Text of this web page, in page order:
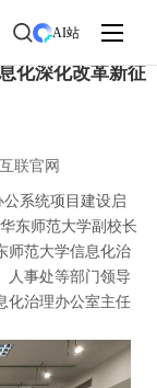
AI站
化深化改革新征
联官网
系统项目建设启
东师范大学副校长
师范大学信息化治
人事处等部门领导
化治理办公室主任